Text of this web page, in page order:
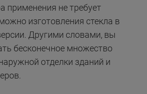
применения не требует
изготовления стекла в
Другими словами, вы
бесконечное множество
отделки зданий и